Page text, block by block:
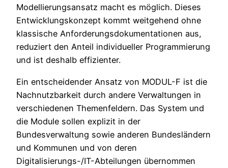
Modellierungsansatz macht es möglich. Dieses
Entwicklungskonzept kommt weitgehend ohne
klassische Anforderungsdokumentationen aus,
reduziert den Anteil individueller Programmierung
und ist deshalb effizienter.
Ein entscheidender Ansatz von MODUL-F ist die
Nachnutzbarkeit durch andere Verwaltungen in
verschiedenen Themenfeldern. Das System und
die Module sollen explizit in der
Bundesverwaltung sowie anderen Bundesländern
und Kommunen und von deren
Digitalisierungs-/IT-Abteilungen übernommen